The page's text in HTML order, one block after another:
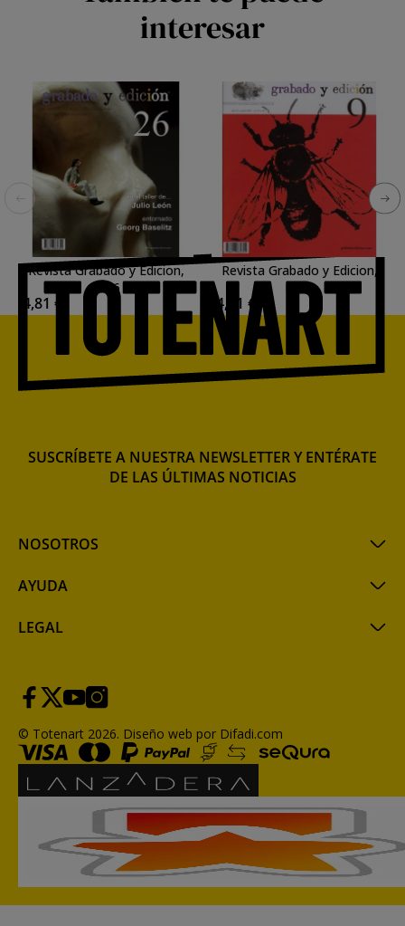
interesar
Revista Grabado y Edicion,
n. 26
4,81 €
Revista Grabado y Edicion,
n. 09
4,81 €
NOSOTROS
AYUDA
LEGAL
SUSCRÍBETE A NUESTRA NEWSLETTER Y ENTÉRATE
DE LAS ÚLTIMAS NOTICIAS
© Totenart 2026. Diseño web por Difadi.com